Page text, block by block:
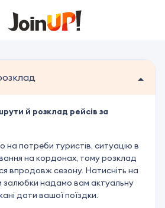
й розклад рейсів за
на потреби туристів, ситуацію в
на кордонах, тому розклад
впродовж сезону. Натисніть на
залюбки надамо вам актуальну
дати вашої поїздки.